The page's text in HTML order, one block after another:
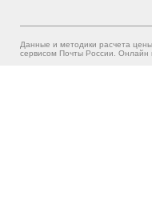
Данные и методики расчета
сервисом Почты России. Онлайн